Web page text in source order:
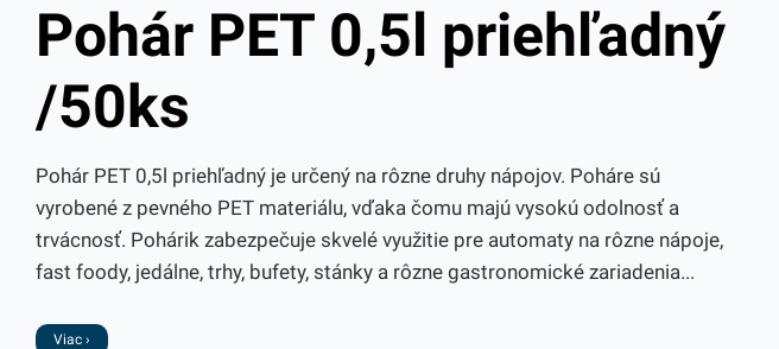
Pohár PET 0,5l priehľadný
/50ks
Pohár PET 0,5l priehľadný je určený na rôzne druhy nápojov. Poháre sú
vyrobené z pevného PET materiálu, vďaka čomu majú vysokú odolnosť a
trvácnosť. Pohárik zabezpečuje skvelé využitie pre automaty na rôzne nápoje,
fast foody, jedálne, trhy, bufety, stánky a rôzne gastronomické zariadenia...
Viac ›